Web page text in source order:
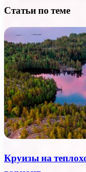
Статьи по теме
Круизы на